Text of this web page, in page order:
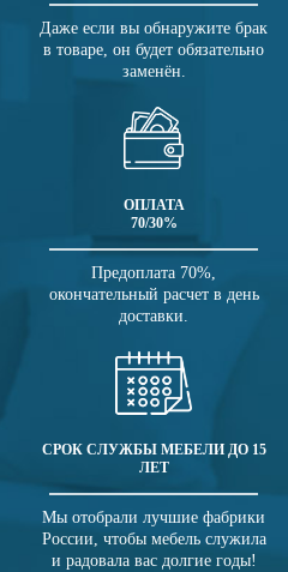
Даже если вы обнаружите брак
в товаре, он будет обязательно
заменён.
ОПЛАТА
70/30%
Предоплата 70%,
окончательный расчет в день
доставки.
СРОК СЛУЖБЫ МЕБЕЛИ ДО 15
ЛЕТ
Мы отобрали лучшие фабрики
России, чтобы мебель служила
и радовала вас долгие годы!